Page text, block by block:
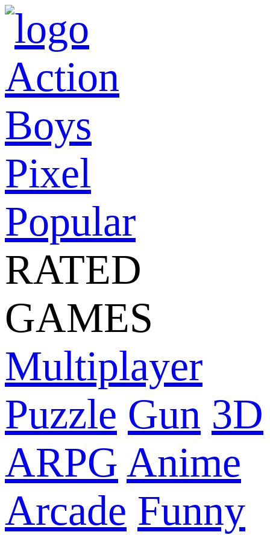
Action
Boys
Pixel
Popular
RATED
GAMES
Multiplayer
Puzzle Gun 3D
ARPG Anime
Arcade Funny